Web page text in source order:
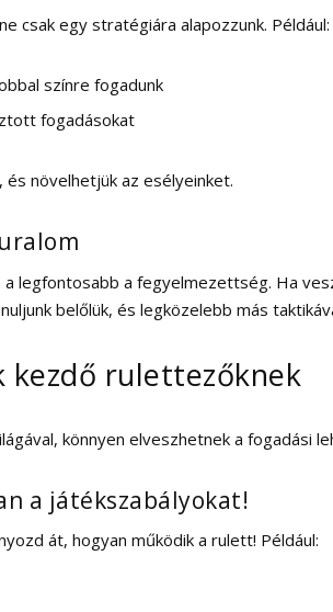
csak egy stratégiára alapozzunk. Például:
színre fogadunk
fogadásokat
növelhetjük az esélyeinket.
legfontosabb a fegyelmezettség. Ha
belőlük, és legközelebb más
kezdő rulettezőknek
könnyen elveszhetnek a
a játékszabályokat!
át, hogyan működik a rulett! Például: